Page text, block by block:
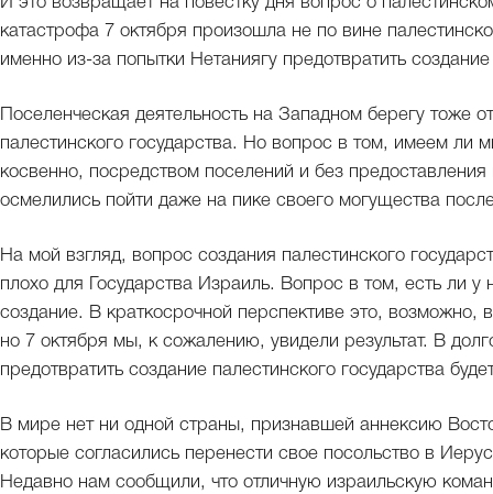
катастрофа 7 октября произошла не по вине
именно из-за попытки Нетаниягу предотвратить
Поселенческая деятельность на Западном берегу тоже
палестинского государства. Но вопрос в том, имеем ли
косвенно, посредством поселений и без
осмелились пойти даже на пике своего могущества
На мой взгляд, вопрос создания палестинского
плохо для Государства Израиль. Вопрос в том, есть ли у
создание. В краткосрочной перспективе это, возможно,
но 7 октября мы, к сожалению, увидели результат. В
предотвратить создание палестинского государства
В мире нет ни одной страны, признавшей аннексию
которые согласились перенести свое посольство в
Недавно нам сообщили, что отличную израильскую